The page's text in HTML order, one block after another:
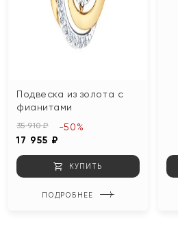
Подвеска из золота с
фианитами
35 910 ₽
17 955 ₽
-50%
КУПИТЬ
ПОДРОБНЕЕ